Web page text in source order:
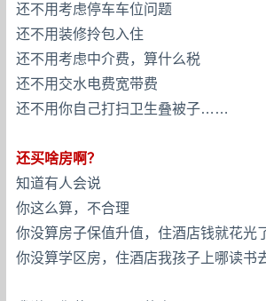
还不用考虑停车车位问题
还不用装修拎包入住
还不用考虑中介费，算什么税
还不用交水电费宽带费
还不用你自己打扫卫生叠被子……
还买啥房啊？
知道有人会说
你这么算，不合理
你没算房子保值升值，住酒店钱就花光
你没算学区房，住酒店我孩子上哪读书